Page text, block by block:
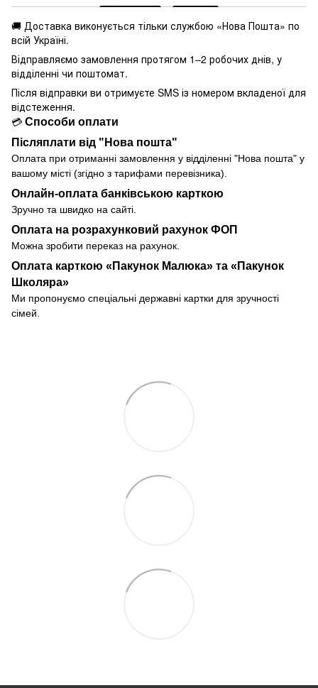
🚚 Доставка виконується тільки службою «Нова Пошта» по
всій Україні.
Відправляємо замовлення протягом 1–2 робочих днів, у
відділенні чи поштомат.
Після відправки ви отримуєте SMS із номером вкладеної для
відстеження.
💳 Способи оплати
Післяплати від "Нова пошта"
Оплата при отриманні замовлення у відділенні "Нова пошта" у
вашому місті (згідно з тарифами перевізника).
Онлайн-оплата банківською карткою
Зручно та швидко на сайті.
Оплата на розрахунковий рахунок ФОП
Можна зробити переказ на рахунок.
Оплата карткою «Пакунок Малюка» та «Пакунок
Школяра»
Ми пропонуємо спеціальні державні картки для зручності
сімей.